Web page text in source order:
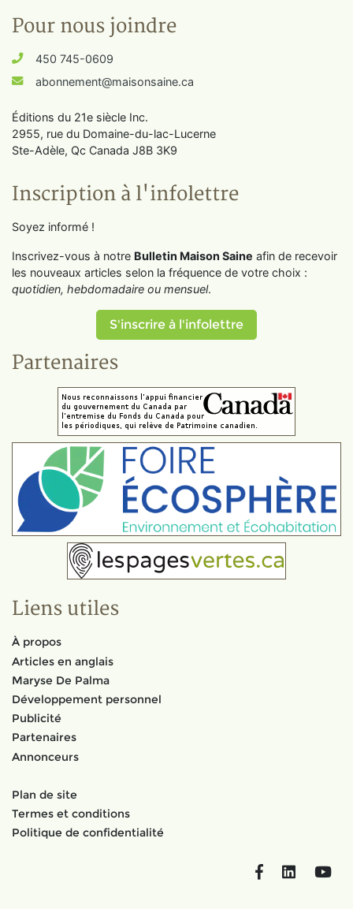
Pour nous joindre
450 745-0609
abonnement@maisonsaine.ca
Éditions du 21e siècle Inc.
2955, rue du Domaine-du-lac-Lucerne
Ste-Adèle, Qc Canada J8B 3K9
Inscription à l'infolettre
Soyez informé !
Inscrivez-vous à notre Bulletin Maison Saine afin de recevoir
les nouveaux articles selon la fréquence de votre choix :
quotidien, hebdomadaire ou mensuel.
S'inscrire à l'infolettre
Partenaires
Liens utiles
À propos
Articles en anglais
Maryse De Palma
Développement personnel
Publicité
Partenaires
Annonceurs
Plan de site
Termes et conditions
Politique de confidentialité
FacebookLinkedIn